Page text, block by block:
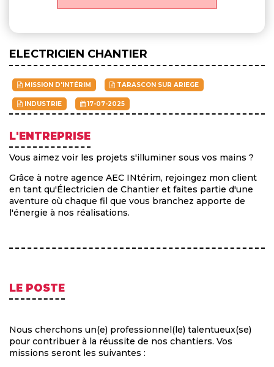
ELECTRICIEN CHANTIER
MISSION D'INTÉRIM TARASCON SUR ARIEGE
INDUSTRIE 17-07-2025
L'ENTREPRISE
Vous aimez voir les projets s'illuminer sous vos mains ?
Grâce à notre agence AEC INtérim, rejoingez mon client
en tant qu'Électricien de Chantier et faites partie d'une
aventure où chaque fil que vous branchez apporte de
l'énergie à nos réalisations.
LE POSTE
Nous cherchons un(e) professionnel(le) talentueux(se)
pour contribuer à la réussite de nos chantiers. Vos
missions seront les suivantes :